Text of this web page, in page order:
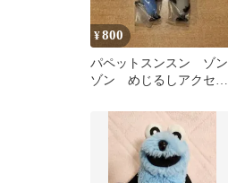
¥800
パペットスンスン ゾン
ゾン めじるしアクセサ